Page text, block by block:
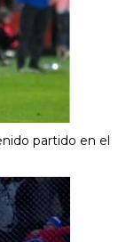
partido en el